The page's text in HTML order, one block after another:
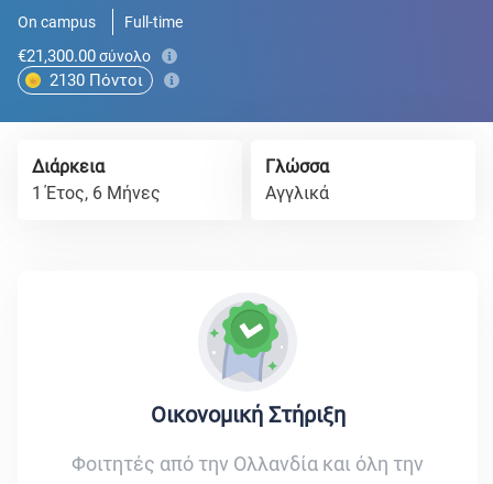
On campus Full-time
€21,300.00σύνολο
2130 Πόντοι
Διάρκεια
1 Έτος, 6 Μήνες
Γλώσσα
Αγγλικά
Οικονομική Στήριξη
Φοιτητές από την Ολλανδία και όλη την